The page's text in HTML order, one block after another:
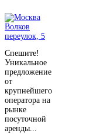
Спешите!
Уникальное
предложение
от
крупнейшего
оператора на
рынке
посуточной
аренды...